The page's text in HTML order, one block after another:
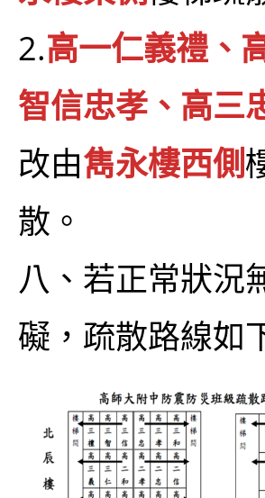
2.高一仁義禮、
智信忠孝、高三
改由雋永樓西側
散。
八、若正常狀況
礙，疏散路線如